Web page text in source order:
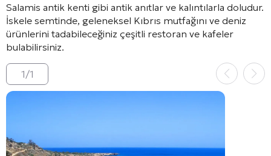
Salamis antik kenti gibi antik anıtlar ve kalıntılarla doludur.
İskele semtinde, geleneksel Kıbrıs mutfağını ve deniz
ürünlerini tadabileceğiniz çeşitli restoran ve kafeler
bulabilirsiniz.
1/1